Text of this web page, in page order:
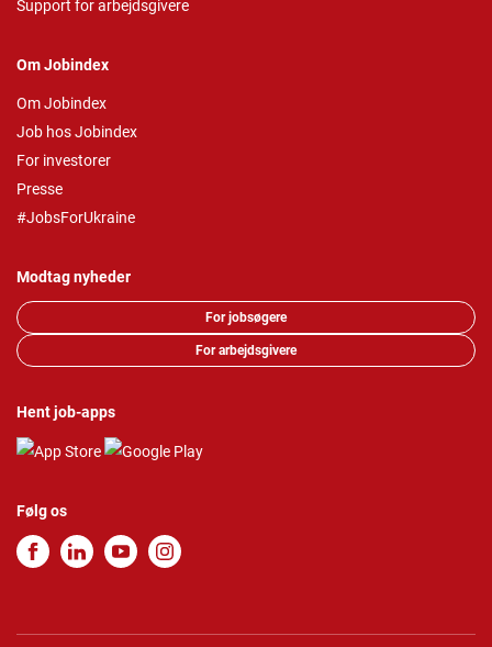
Support for arbejdsgivere
Om Jobindex
Om Jobindex
Job hos Jobindex
For investorer
Presse
#JobsForUkraine
Modtag nyheder
For jobsøgere
For arbejdsgivere
Hent job-apps
Følg os